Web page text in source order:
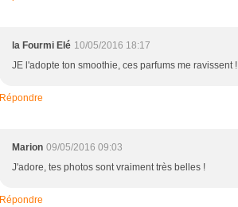
la Fourmi Elé 10/05/2016 18:17
JE l'adopte ton smoothie, ces parfums me ravissent !
Répondre
Marion 09/05/2016 09:03
J'adore, tes photos sont vraiment très belles !
Répondre